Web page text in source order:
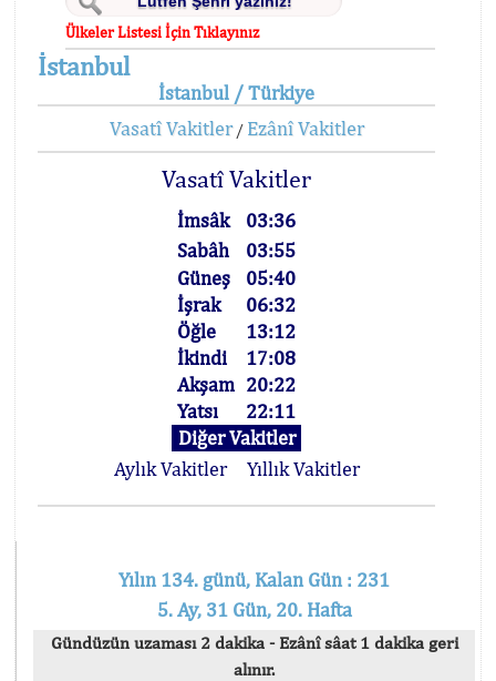
Ülkeler Listesi İçin Tıklayınız
İstanbul
İstanbul / Türkiye
Vasatî Vakitler/ Ezânî Vakitler
Vasatî Vakitler
İmsâk
03:36
Sabâh
03:55
Güneş
05:40
İşrak
06:32
Öğle
13:12
İkindi
17:08
Akşam 20:22
Yatsı
22:11
Diğer Vakitler
Aylık Vakitler
Yıllık Vakitler
Yılın 134. günü, Kalan Gün : 231
5. Ay, 31 Gün, 20. Hafta
Gündüzün uzaması 2 dakika - Ezânî sâat 1 dakika geri
alınır.